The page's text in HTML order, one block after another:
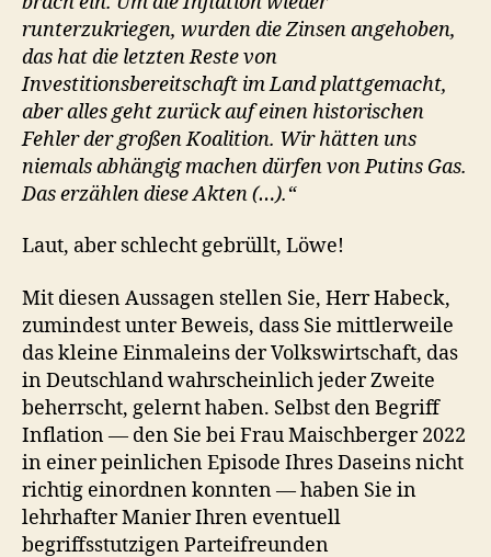
runterzukriegen, wurden die Zinsen angehoben,
das hat die letzten Reste von
Investitionsbereitschaft im Land plattgemacht,
aber alles geht zurück auf einen historischen
Fehler der großen Koalition. Wir hätten uns
niemals abhängig machen dürfen von Putins Gas.
Das erzählen diese Akten (…).“
Laut, aber schlecht gebrüllt, Löwe!
Mit diesen Aussagen stellen Sie, Herr Habeck,
zumindest unter Beweis, dass Sie mittlerweile
das kleine Einmaleins der Volkswirtschaft, das
in Deutschland wahrscheinlich jeder Zweite
beherrscht, gelernt haben. Selbst den Begriff
Inflation — den Sie bei Frau Maischberger 2022
in einer peinlichen Episode Ihres Daseins nicht
richtig einordnen konnten — haben Sie in
lehrhafter Manier Ihren eventuell
begriffsstutzigen Parteifreunden